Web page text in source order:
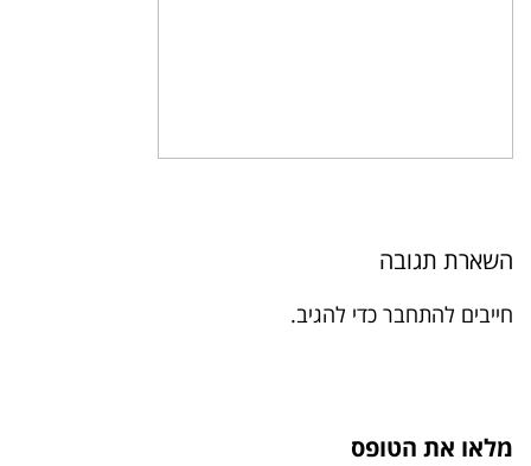
השארת תגובה
חייבים להתחבר כדי להגיב.
מלאו את הטופס